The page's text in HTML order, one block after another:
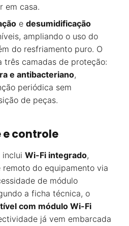
em casa.
e desumidificação
ampliando o uso do
do resfriamento puro. O
três camadas de proteção:
e antibacteriano,
periódica sem
de peças.
controle
inclui Wi-Fi integrado,
do equipamento via
de módulo
a ficha técnica, o
com módulo Wi-Fi
já vem embarcada